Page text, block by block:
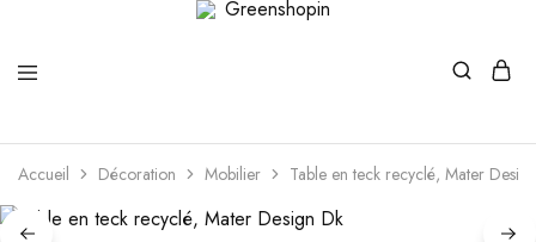
Greenshopin
Boutique
verte
Accueil Décoration Mobilier Table en teck recyclé, Mater